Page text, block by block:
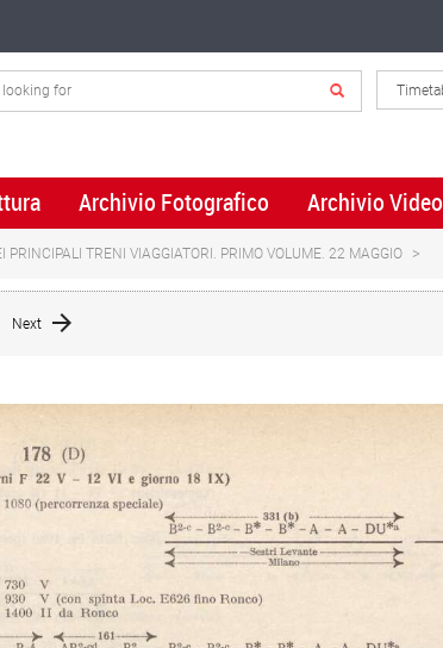
Archivio Fotografico Archivio Video
PRINCIPALI TRENI VIAGGIATORI. PRIMO VOLUME. 22 MAGGIO
Next